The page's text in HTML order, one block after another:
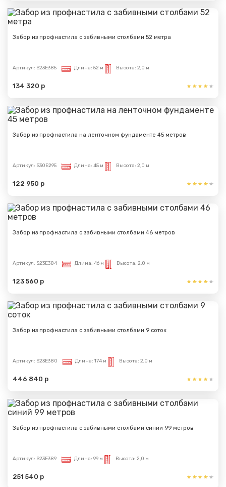
Забор из профнастила с забивными столбами 52 метра
Артикул: S23E385 Длина: 52 м Высота: 2,0 м
134 320 р
Забор из профнастила на ленточном фундаменте 45 метров
Артикул: S30E295 Длина: 45 м Высота: 2,0 м
122 950 р
Забор из профнастила с забивными столбами 46 метров
Артикул: S23E384 Длина: 46 м Высота: 2,0 м
123 560 р
Забор из профнастила с забивными столбами 9 соток
Артикул: S23E380 Длина: 174 м Высота: 2,0 м
446 840 р
Забор из профнастила с забивными столбами синий 99 метров
Артикул: S23E389 Длина: 99 м Высота: 2,0 м
251 540 р